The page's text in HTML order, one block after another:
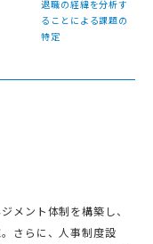
退職の経緯を分析す
ることによる課題の
特定
メント体制を構築し、
さらに、人事制度設